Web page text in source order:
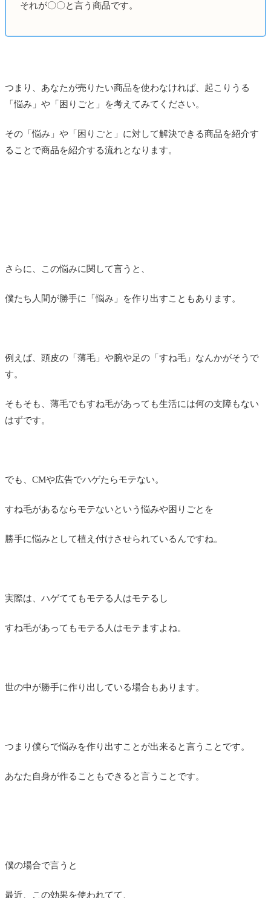
それが〇〇と言う商品です。
つまり、あなたが売りたい商品を使わなければ、起こりうる
「悩み」や「困りごと」を考えてみてください。
その「悩み」や「困りごと」に対して解決できる商品を紹介す
ることで商品を紹介する流れとなります。
さらに、この悩みに関して言うと、
僕たち人間が勝手に「悩み」を作り出すこともあります。
例えば、頭皮の「薄毛」や腕や足の「すね毛」なんかがそうで
す。
そもそも、薄毛でもすね毛があっても生活には何の支障もない
はずです。
でも、CMや広告でハゲたらモテない。
すね毛があるならモテないという悩みや困りごとを
勝手に悩みとして植え付けさせられているんですね。
実際は、ハゲててもモテる人はモテるし
すね毛があってもモテる人はモテますよね。
世の中が勝手に作り出している場合もあります。
つまり僕らで悩みを作り出すことが出来ると言うことです。
あなた自身が作ることもできると言うことです。
僕の場合で言うと
最近、この効果を使われてて、